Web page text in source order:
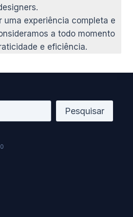
uma experiência completa e
a todo momento
e eficiência.
Pesquisar